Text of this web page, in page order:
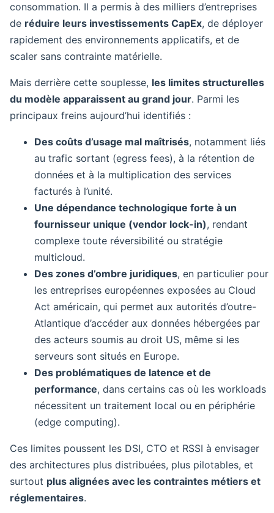
consommation. Il a permis à des milliers d’entreprises
de réduire leurs investissements CapEx, de déployer
rapidement des environnements applicatifs, et de
scaler sans contrainte matérielle.
Mais derrière cette souplesse, les limites structurelles
du modèle apparaissent au grand jour. Parmi les
principaux freins aujourd’hui identifiés :
Des coûts d’usage mal maîtrisés, notamment liés
au trafic sortant (egress fees), à la rétention de
données et à la multiplication des services
facturés à l’unité.
Une dépendance technologique forte à un
fournisseur unique (vendor lock-in), rendant
complexe toute réversibilité ou stratégie
multicloud.
Des zones d’ombre juridiques, en particulier pour
les entreprises européennes exposées au Cloud
Act américain, qui permet aux autorités d’outre-
Atlantique d’accéder aux données hébergées par
des acteurs soumis au droit US, même si les
serveurs sont situés en Europe.
Des problématiques de latence et de
performance, dans certains cas où les workloads
nécessitent un traitement local ou en périphérie
(edge computing).
Ces limites poussent les DSI, CTO et RSSI à envisager
des architectures plus distribuées, plus pilotables, et
surtout plus alignées avec les contraintes métiers et
réglementaires.